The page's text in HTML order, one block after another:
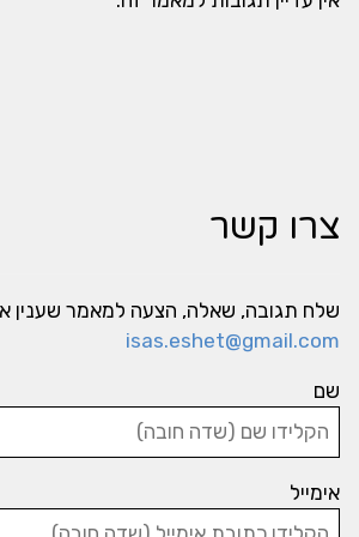
צרו קשר
שלח תגובה, שאלה, הצעה למאמר שענין
isas.eshet@gmail.com
שם
אימייל